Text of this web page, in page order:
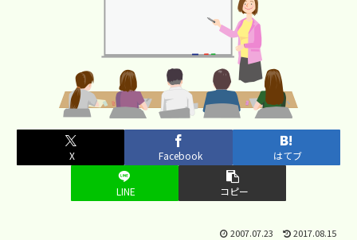
X Facebook はてブ
LINE コピー
2007.07.23 2017.08.15